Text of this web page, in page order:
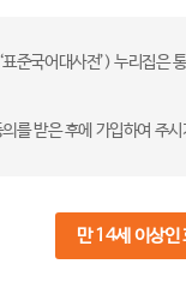
준국어대사전’) 누리집
를 받은 후에 가입하여 주
만 14세 이상인